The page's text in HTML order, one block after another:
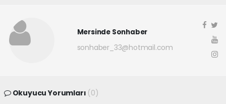
Mersinde Sonhaber
sonhaber_33@hotmail.com
Okuyucu Yorumları (0)